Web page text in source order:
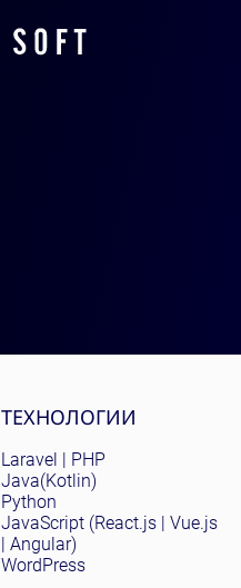
ТЕХНОЛОГИИ
Laravel | PHP
Java(Kotlin)
Python
JavaScript (React.js | Vue.js
| Angular)
WordPress